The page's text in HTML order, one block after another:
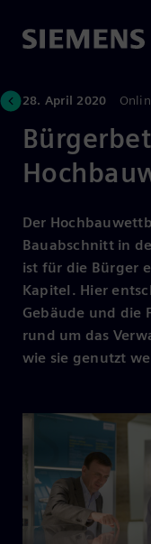
28. April 2020
Der
Bauabschnitt in
ist für die Bürger
Kapitel. Hier
Gebäude und die
rund um das
wie sie genutzt